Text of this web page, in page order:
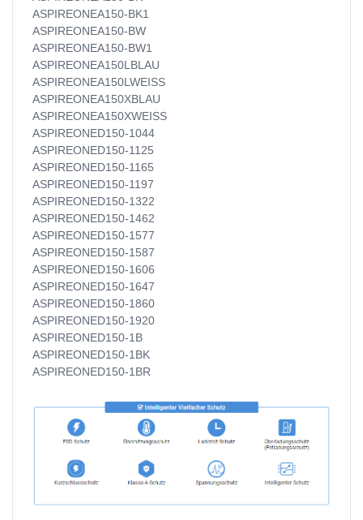
ASPIREONEA150-BK1
ASPIREONEA150-BW
ASPIREONEA150-BW1
ASPIREONEA150LBLAU
ASPIREONEA150LWEISS
ASPIREONEA150XBLAU
ASPIREONEA150XWEISS
ASPIREONED150-1044
ASPIREONED150-1125
ASPIREONED150-1165
ASPIREONED150-1197
ASPIREONED150-1322
ASPIREONED150-1462
ASPIREONED150-1577
ASPIREONED150-1587
ASPIREONED150-1606
ASPIREONED150-1647
ASPIREONED150-1860
ASPIREONED150-1920
ASPIREONED150-1B
ASPIREONED150-1BK
ASPIREONED150-1BR